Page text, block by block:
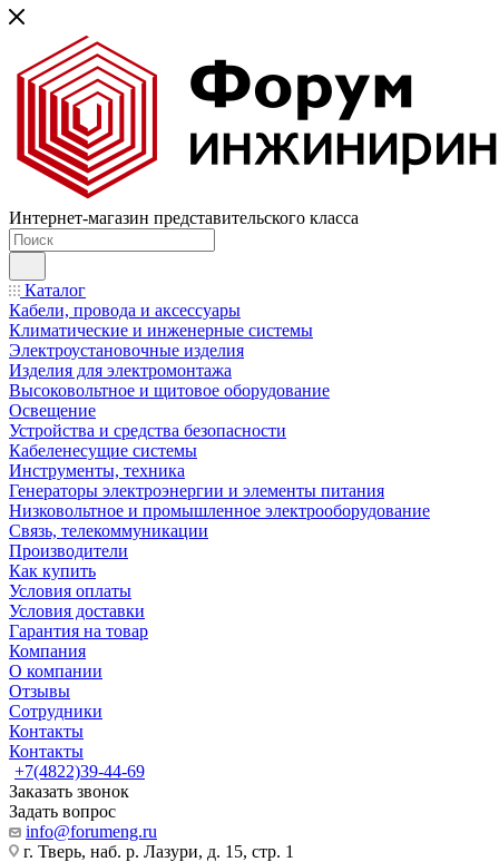
Интернет-магазин представительского класса
Каталог
Кабели, провода и аксессуары
Климатические и инженерные системы
Электроустановочные изделия
Изделия для электромонтажа
Высоковольтное и щитовое оборудование
Освещение
Устройства и средства безопасности
Кабеленесущие системы
Инструменты, техника
Генераторы электроэнергии и элементы питания
Низковольтное и промышленное электрооборудование
Связь, телекоммуникации
Производители
Как купить
Условия оплаты
Условия доставки
Гарантия на товар
Компания
О компании
Отзывы
Сотрудники
Контакты
Контакты
+7(4822)39-44-69
Заказать звонок
Задать вопрос
info@forumeng.ru
г. Тверь, наб. р. Лазури, д. 15, стр. 1